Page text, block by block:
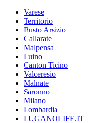
Varese
Territorio
Busto Arsizio
Gallarate
Malpensa
Luino
Canton Ticino
Valceresio
Malnate
Saronno
Milano
Lombardia
LUGANOLIFE.IT